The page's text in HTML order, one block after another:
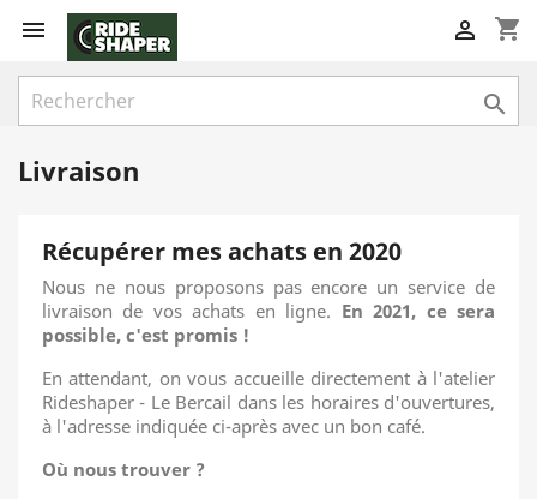
 shopping_cart


Livraison
Récupérer mes achats en 2020
Nous ne nous proposons pas encore un service de
livraison de vos achats en ligne. En 2021, ce sera
possible, c'est promis !
En attendant, on vous accueille directement à l'atelier
Rideshaper - Le Bercail dans les horaires d'ouvertures,
à l'adresse indiquée ci-après avec un bon café.
Où nous trouver ?